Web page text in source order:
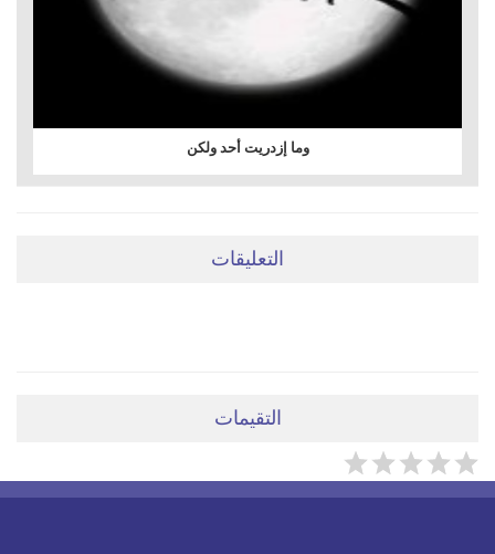
وما إزدريت أحد ولكن
التعليقات
التقيمات